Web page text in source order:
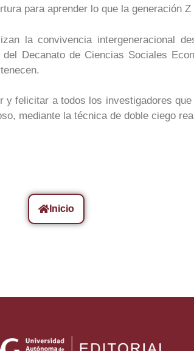
para aprender lo que la generación
la convivencia intergeneracional
Decanato de Ciencias Sociales
felicitar a todos los investigadores
mediante la técnica de doble ciego
Inicio